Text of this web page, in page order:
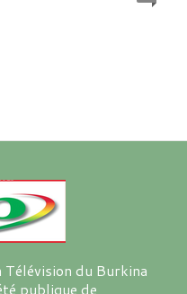
du Burkina
publique de